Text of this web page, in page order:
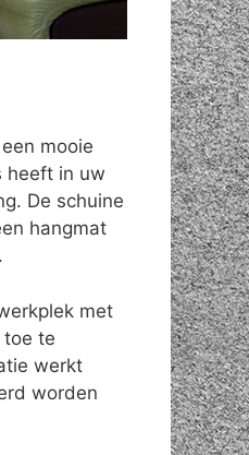
mooie
heeft in uw
De schuine
hangmat
met
toe te
werkt
worden